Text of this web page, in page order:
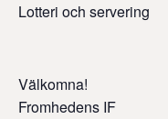
Lotteri och servering
Välkomna!
Fromhedens IF